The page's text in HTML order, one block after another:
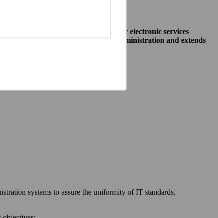
allow public institutions make their electronic services
to different systems of public administration and extends
between:
systems to assure the uniformity of IT standards,